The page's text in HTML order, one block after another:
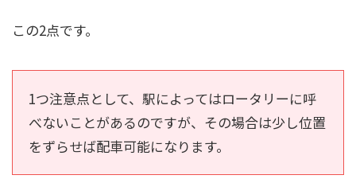
この2点です。
1つ注意点として、駅によってはロータリーに呼
べないことがあるのですが、その場合は少し位置
をずらせば配車可能になります。